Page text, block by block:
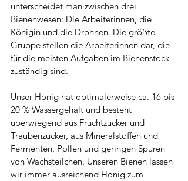
unterscheidet man zwischen drei
Bienenwesen: Die Arbeiterinnen, die
Königin und die Drohnen. Die größte
Gruppe stellen die Arbeiterinnen dar, die
für die meisten Aufgaben im Bienenstock
zuständig sind.
Unser Honig hat optimalerweise ca. 16 bis
20 % Wassergehalt und besteht
überwiegend aus Fruchtzucker und
Traubenzucker, aus Mineralstoffen und
Fermenten, Pollen und geringen Spuren
von Wachsteilchen. Unseren Bienen lassen
wir immer ausreichend Honig zum